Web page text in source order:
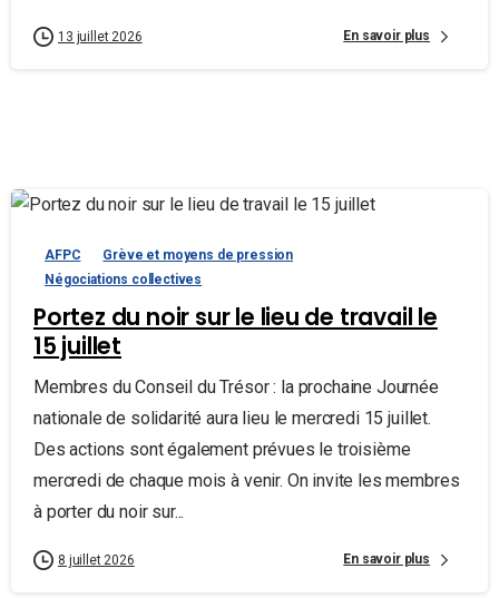
13 juillet 2026 En savoir plus
AFPC
Grève et moyens de pression
Négociations collectives
Portez du noir sur le lieu de travail le
15 juillet
Membres du Conseil du Trésor : la prochaine Journée
nationale de solidarité aura lieu le mercredi 15 juillet.
Des actions sont également prévues le troisième
mercredi de chaque mois à venir. On invite les membres
à porter du noir sur...
8 juillet 2026 En savoir plus